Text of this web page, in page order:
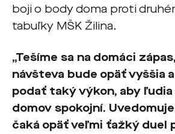
boji o body doma proti
tabuľky MŠK Žilina.
„Tešíme sa na domáci
návšteva bude opäť vyššia
podať taký výkon, aby
domov spokojní.
čaká opäť veľmi ťažký duel